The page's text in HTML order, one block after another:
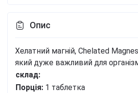
Опис
Хелатний магній, Chelated
який дуже важливий для
склад:
Порція: 1 таблетка